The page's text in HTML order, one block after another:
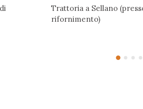
Trattoria a Sellano
rifornimento)